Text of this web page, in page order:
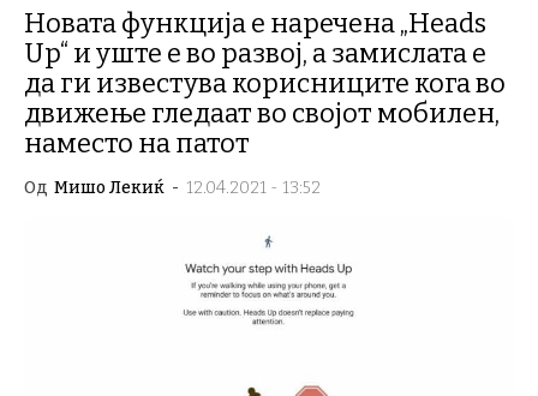
Новата функција е наречена „Heads
Up“ и уште е во развој, а замислата е
да ги известува корисниците кога во
движење гледаат во својот мобилен,
наместо на патот
Од Мишо Лекиќ - 12.04.2021 - 13:52